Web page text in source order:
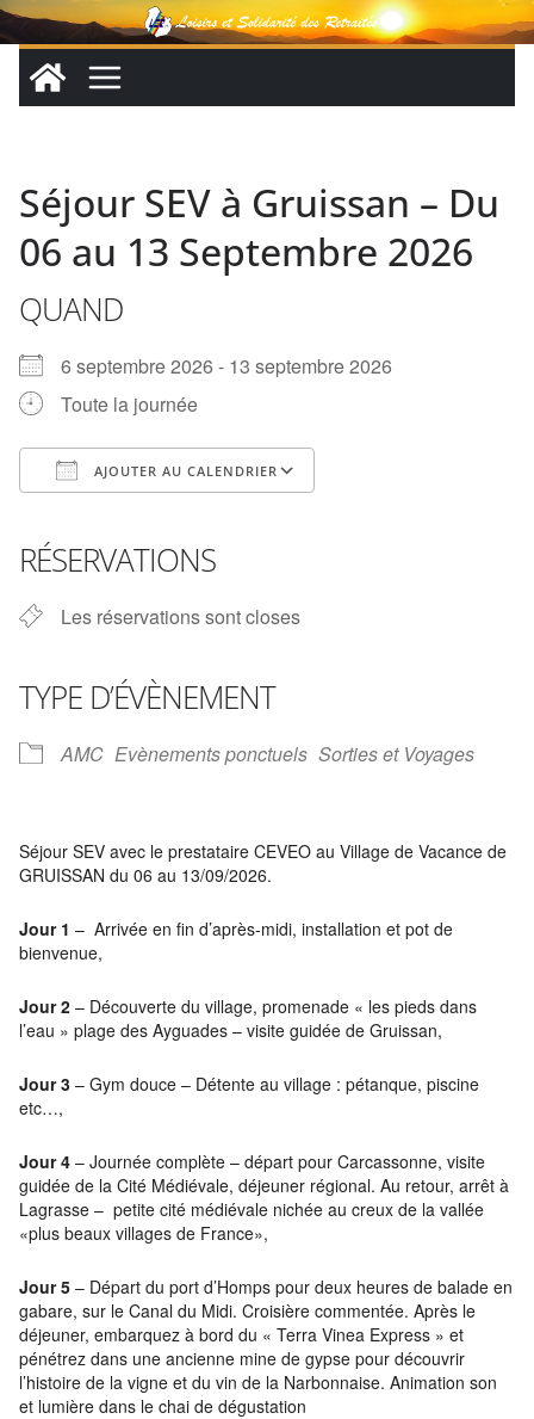
Passer
au
contenu
Séjour SEV à Gruissan – Du
06 au 13 Septembre 2026
QUAND
6 septembre 2026 - 13 septembre 2026
Toute la journée
AJOUTER AU CALENDRIER
RÉSERVATIONS
Les réservations sont closes
TYPE D’ÉVÈNEMENT
AMC Evènements ponctuels Sorties et Voyages
Séjour SEV avec le prestataire CEVEO au Village de Vacance de
GRUISSAN du 06 au 13/09/2026.
Jour 1 – Arrivée en fin d’après-midi, installation et pot de
bienvenue,
Jour 2 – Découverte du village, promenade « les pieds dans
l’eau » plage des Ayguades – visite guidée de Gruissan,
Jour 3 – Gym douce – Détente au village : pétanque, piscine
etc…,
Jour 4 – Journée complète – départ pour Carcassonne, visite
guidée de la Cité Médiévale, déjeuner régional. Au retour, arrêt à
Lagrasse – petite cité médiévale nichée au creux de la vallée
«plus beaux villages de France»,
Jour 5 – Départ du port d’Homps pour deux heures de balade en
gabare, sur le Canal du Midi. Croisière commentée. Après le
déjeuner, embarquez à bord du « Terra Vinea Express » et
pénétrez dans une ancienne mine de gypse pour découvrir
l’histoire de la vigne et du vin de la Narbonnaise. Animation son
et lumière dans le chai de dégustation